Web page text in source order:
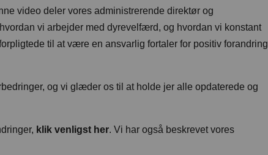
video deler vores administrerende direktør og
vi arbejder med dyrevelfærd, og hvordan vi konstant
til at være en ansvarlig fortaler for positiv forandring
og vi glæder os til at holde jer alle opdaterede og
klik venligst her. Vi har også beskrevet vores